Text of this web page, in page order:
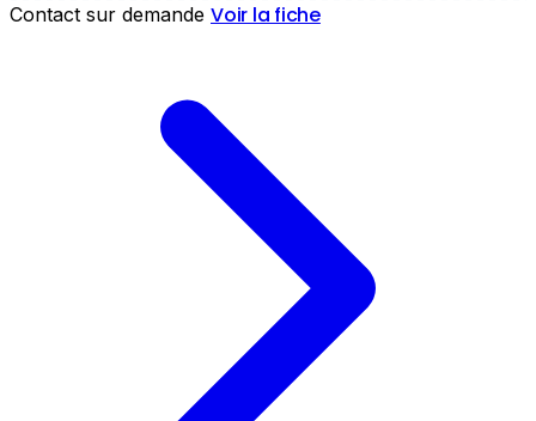
Contact sur demande Voir la fiche